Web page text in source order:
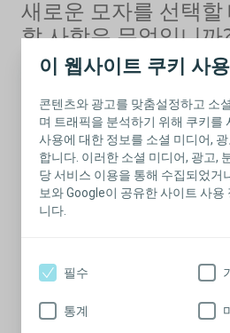
이 웹사이트 쿠키 사용
콘텐츠와 광고를 맞춤설정하고 소
며 트래픽을 분석하기 위해 쿠키를
사용에 대한 정보를 소셜 미디어,
합니다. 이러한 소셜 미디어, 광고,
당 서비스 이용을 통해 수집되었거
보와 Google이 공유한 사이트 사용
니다.
필수
통계
새로운 모자를 선택할
할 사항은 무엇입니까
사방으로 3~6센티미터의 챙이 있는
챙의 밑면이 어둡다면 이 또한 물과
굴로 오는 UV 광선의 양을 줄이는
다.
촘촘하게 짜인 천 모자를 선택하십
자외선이 통과합니다.
사용할 수 있는 좋은 모자가 없다면
착용해도 됩니다.
자외선 차단제는 여전히 권장됩니다.
눈 주변의 연약한 피부와 눈 자체를 보호
이 될 몇 가지 팁입니다.